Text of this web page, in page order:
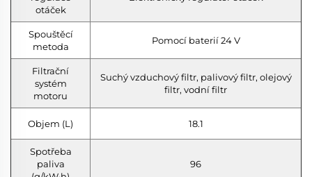
otáček
Spouštěcí
metoda
Pomocí baterií 24 V
Filtrační
systém
motoru
Suchý vzduchový filtr, palivový filtr, olejový
filtr, vodní filtr
Objem (L) 18.1
Spotřeba
paliva
96